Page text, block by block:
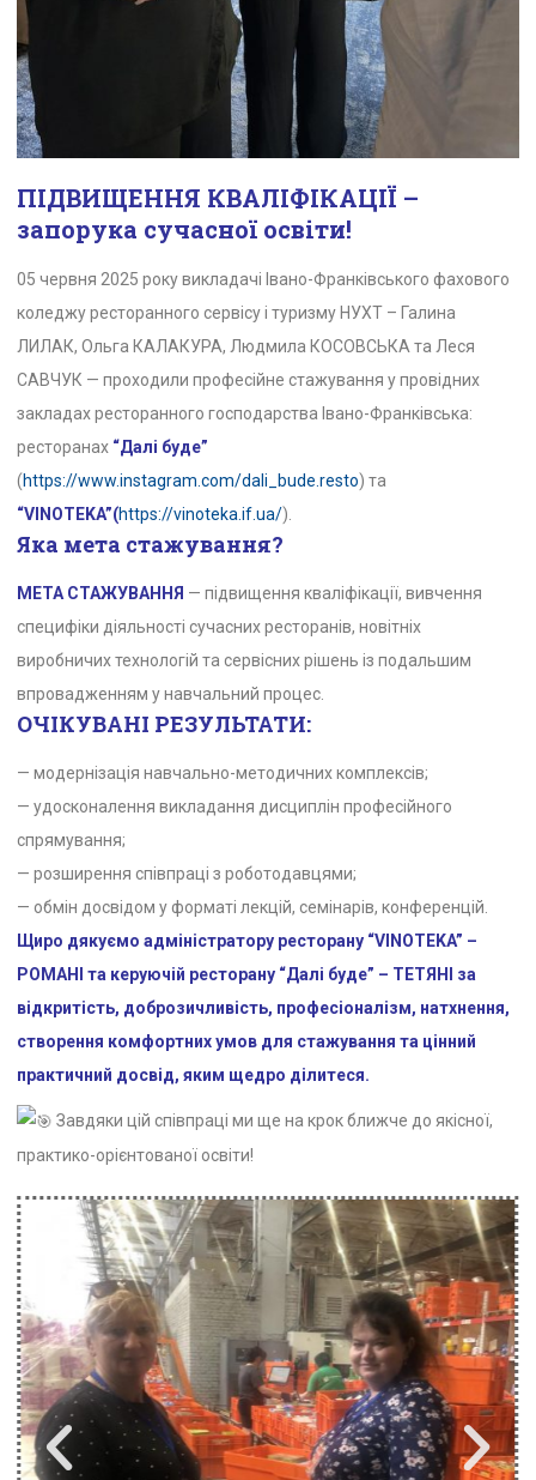
ПІДВИЩЕННЯ КВАЛІФІКАЦІЇ –
запорука сучасної освіти!
05 червня 2025 року викладачі Івано-Франківського фахового
коледжу ресторанного сервісу і туризму НУХТ – Галина
ЛИЛАК, Ольга КАЛАКУРА, Людмила КОСОВСЬКА та Леся
САВЧУК — проходили професійне стажування у провідних
закладах ресторанного господарства Івано-Франківська:
ресторанах “Далі буде”
(https://www.instagram.com/dali_bude.resto) та
“VINOTEKA”(https://vinoteka.if.ua/).
Яка мета стажування?
МЕТА СТАЖУВАННЯ — підвищення кваліфікації, вивчення
специфіки діяльності сучасних ресторанів, новітніх
виробничих технологій та сервісних рішень із подальшим
впровадженням у навчальний процес.
ОЧІКУВАНІ РЕЗУЛЬТАТИ:
— модернізація навчально-методичних комплексів;
— удосконалення викладання дисциплін професійного
спрямування;
— розширення співпраці з роботодавцями;
— обмін досвідом у форматі лекцій, семінарів, конференцій.
Щиро дякуємо адміністратору ресторану “VINOTEKA” –
РОМАНІ та керуючій ресторану “Далі буде” – ТЕТЯНІ за
відкритість, доброзичливість, професіоналізм, натхнення,
створення комфортних умов для стажування та цінний
практичний досвід, яким щедро ділитеся.
Завдяки цій співпраці ми ще на крок ближче до якісної,
практико-орієнтованої освіти!